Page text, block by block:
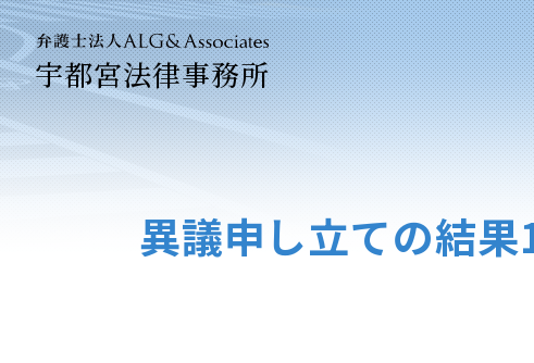
宇都宮法律事務所
法人のお客様ご
異議申し立ての結